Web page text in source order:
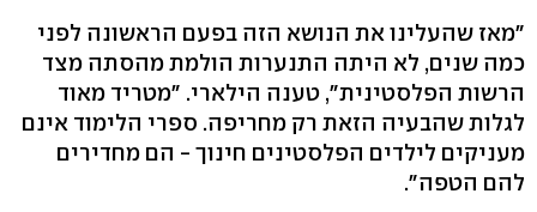
"מאז שהעלינו את הנושא הזה בפעם הראשונה לפני
כמה שנים, לא היתה התנערות הולמת מהסתה מצד
הרשות הפלסטינית", טענה הילארי. "מטריד מאוד
לגלות שהבעיה הזאת רק מחריפה. ספרי הלימוד אינם
מעניקים לילדים הפלסטינים חינוך - הם מחדירים
להם הטפה".